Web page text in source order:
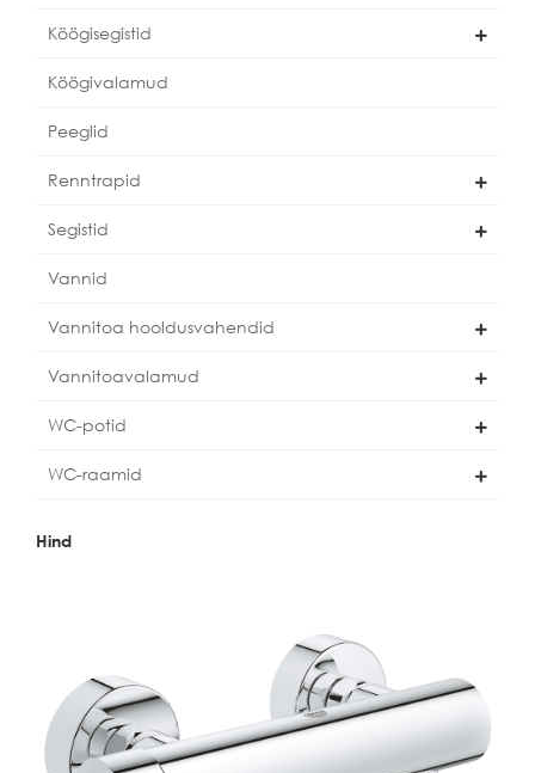
Köögisegistid
Köögivalamud
Peeglid
Renntrapid
Segistid
Vannid
Vannitoa hooldusvahendid
Vannitoavalamud
WC-potid
WC-raamid
Hind